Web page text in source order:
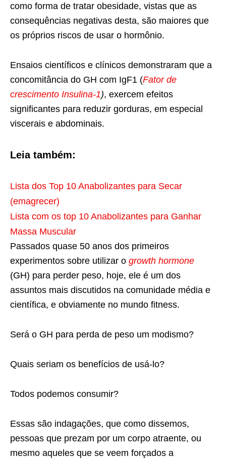
como forma de tratar obesidade, vistas que as
consequências negativas desta, são maiores que
os próprios riscos de usar o hormônio.
Ensaios científicos e clínicos demonstraram que a
concomitância do GH com IgF1 (Fator de
crescimento Insulina-1), exercem efeitos
significantes para reduzir gorduras, em especial
viscerais e abdominais.
Leia também:
Lista dos Top 10 Anabolizantes para Secar
(emagrecer)
Lista com os top 10 Anabolizantes para Ganhar
Massa Muscular
Passados quase 50 anos dos primeiros
experimentos sobre utilizar o growth hormone
(GH) para perder peso, hoje, ele é um dos
assuntos mais discutidos na comunidade média e
científica, e obviamente no mundo fitness.
Será o GH para perda de peso um modismo?
Quais seriam os benefícios de usá-lo?
Todos podemos consumir?
Essas são indagações, que como dissemos,
pessoas que prezam por um corpo atraente, ou
mesmo aqueles que se veem forçados a